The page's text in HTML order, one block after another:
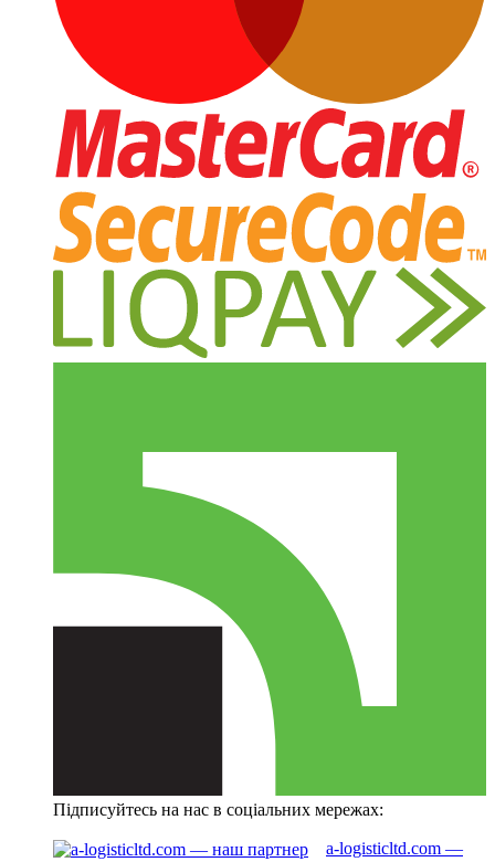
Підписуйтесь на нас в соціальних мережах:
a-logisticltd.com —